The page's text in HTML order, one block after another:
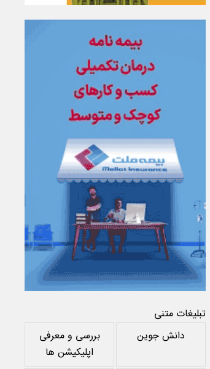
تبلیغات متنی
دانش جوین
بررسی و معرفی
اپلیکیشن ها